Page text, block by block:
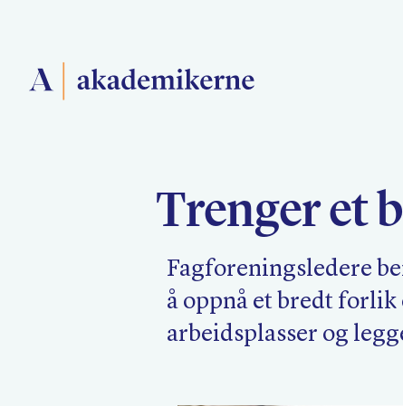
Medlemsforeninger
Akademikerne Pluss
Trenger et
Fagforeningsledere
å oppnå et bredt
arbeidsplasser og